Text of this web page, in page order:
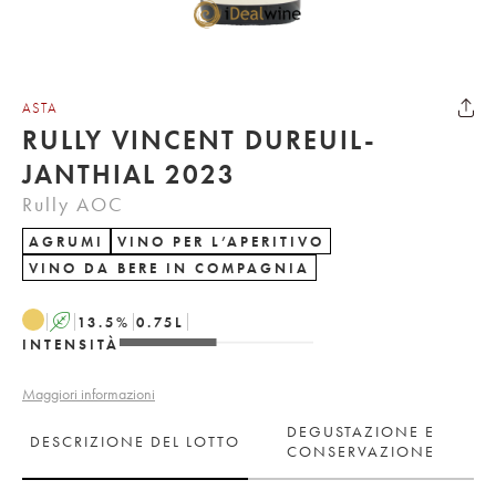
ASTA
RULLY VINCENT DUREUIL-
JANTHIAL 2023
Rully AOC
AGRUMI
VINO PER L’APERITIVO
VINO DA BERE IN COMPAGNIA
A 13.5% 0.75 L
INTENSITÀ
Maggiori informazioni
DESCRIZIONE DEL LOTTO
DEGUSTAZIONE E
CONSERVAZIONE